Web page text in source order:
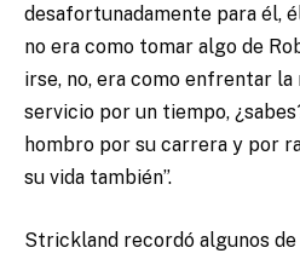
desafortunadamente para él,
no era como tomar algo de
irse, no, era como enfrentar
servicio por un tiempo,
hombro por su carrera y por
su vida también”.
Strickland recordó algunos